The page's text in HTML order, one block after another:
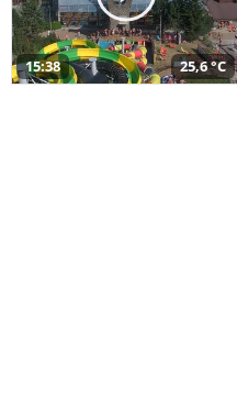
15:38 25,6 °C